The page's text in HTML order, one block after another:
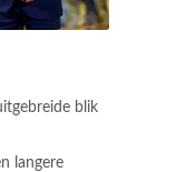
blik
langere